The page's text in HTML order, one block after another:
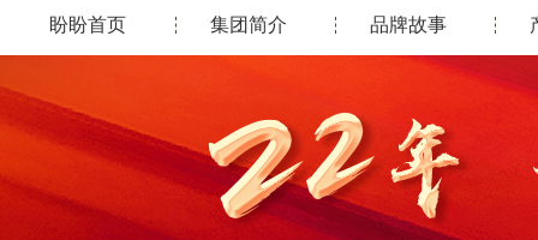
盼盼首页 集团简介 品牌故事